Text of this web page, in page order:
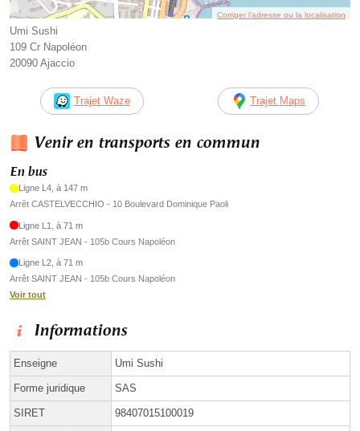
Corriger l’adresse ou la localisation
Umi Sushi
109 Cr Napoléon
20090 Ajaccio
Trajet Waze Trajet Maps
Venir en transports en commun
En bus
Ligne L4, à 147 m
Arrêt CASTELVECCHIO - 10 Boulevard Dominique Paoli
Ligne L1, à 71 m
Arrêt SAINT JEAN - 105b Cours Napoléon
Ligne L2, à 71 m
Arrêt SAINT JEAN - 105b Cours Napoléon
Voir tout
Informations
Enseigne Umi Sushi
Forme juridique SAS
SIRET 98407015100019